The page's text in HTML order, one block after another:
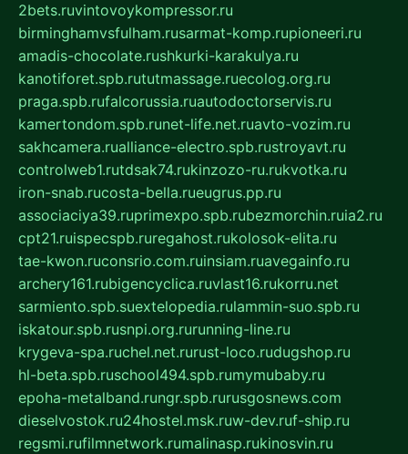
2bets.ruvintovoykompressor.ru
birminghamvsfulham.rusarmat-komp.rupioneeri.ru
amadis-chocolate.rushkurki-karakulya.ru
kanotiforet.spb.rututmassage.ruecolog.org.ru
praga.spb.rufalcorussia.ruautodoctorservis.ru
kamertondom.spb.runet-life.net.ruavto-vozim.ru
sakhcamera.rualliance-electro.spb.rustroyavt.ru
controlweb1.rutdsak74.rukinzozo-ru.rukvotka.ru
iron-snab.rucosta-bella.rueugrus.pp.ru
associaciya39.ruprimexpo.spb.rubezmorchin.ruia2.ru
cpt21.ruispecspb.ruregahost.rukolosok-elita.ru
tae-kwon.ruconsrio.com.ruinsiam.ruavegainfo.ru
archery161.rubigencyclica.ruvlast16.rukorru.net
sarmiento.spb.suextelopedia.rulammin-suo.spb.ru
iskatour.spb.rusnpi.org.rurunning-line.ru
krygeva-spa.ruchel.net.rurust-loco.rudugshop.ru
hl-beta.spb.ruschool494.spb.rumymubaby.ru
epoha-metalband.rungr.spb.rurusgosnews.com
dieselvostok.ru24hostel.msk.ruw-dev.ruf-ship.ru
regsmi.rufilmnetwork.rumalinasp.rukinosvin.ru